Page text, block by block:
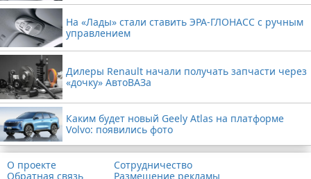
На «Лады» стали ставить ЭРА-ГЛОНАСС с ручным
управлением
Дилеры Renault начали получать запчасти через
«дочку» АвтоВАЗа
Каким будет новый Geely Atlas на платформе
Volvo: появились фото
О проекте
Обратная связь
Сотрудничество
Размещение рекламы